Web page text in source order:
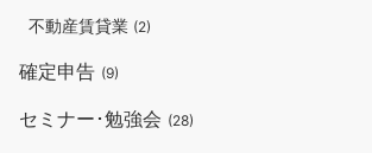
不動産賃貸業 (2)
確定申告 (9)
セミナー･勉強会 (28)